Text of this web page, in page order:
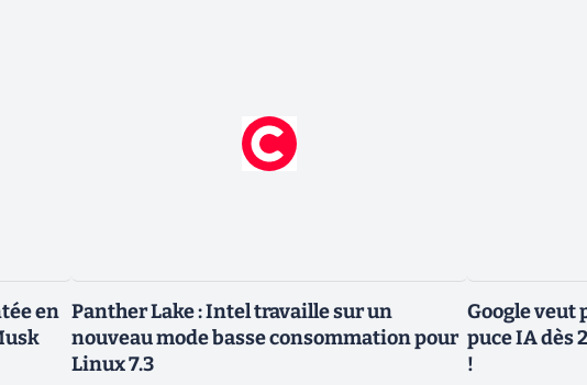
en Panther Lake : Intel travaille sur un
nouveau mode basse consommation pour
Linux 7.3
Google veut
puce IA dès
!